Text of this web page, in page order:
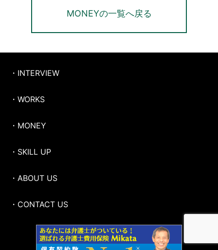
MONEYの一覧へ戻る
・INTERVIEW
・WORKS
・MONEY
・SKILL UP
・ABOUT US
・CONTACT US